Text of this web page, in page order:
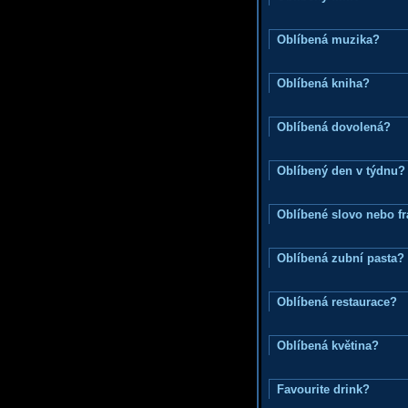
Oblíbená muzika?
Oblíbená kniha?
Oblíbená dovolená?
Oblíbený den v týdnu?
Oblíbené slovo nebo
Oblíbená zubní pasta?
Oblíbená restaurace?
Oblíbená květina?
Favourite drink?